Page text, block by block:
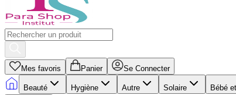
Mes favoris Panier Se Connecter
Beauté Hygiène Autre Solaire Bébé